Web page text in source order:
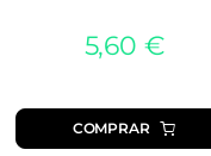
5,60 €
COMPRAR